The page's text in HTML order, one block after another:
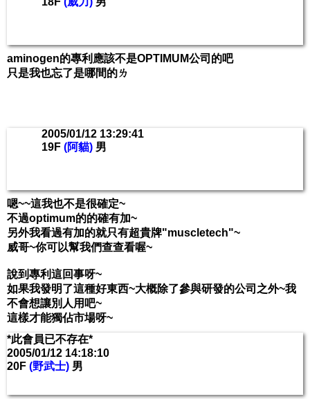
aminogen的專利應該不是OPTIMUM公司的吧
只是我也忘了是哪間的ㄌ
2005/01/12 13:29:41
19F (阿貓) 男
嗯~~這我也不是很確定~
不過optimum的的確有加~
另外我看過有加的就只有超貴牌"muscletech"~
威哥~你可以幫我們查查看喔~
說到專利這回事呀~
如果我發明了這種好東西~大概除了參與研發的公司之外~我
不會想讓別人用吧~
這樣才能獨佔市場呀~
*此會員已不存在*
2005/01/12 14:18:10
20F (野武士) 男